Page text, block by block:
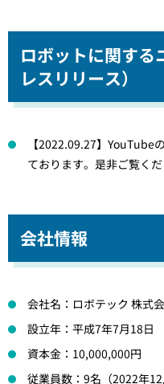
ロボットに関する
レスリリース）
【2022.09.27】YouTube
ております。是非ご覧くだ
会社情報
会社名：ロボテック 株式
設立年：平成7年7月18日
資本金：10,000,000円
従業員数：9名（2022年12